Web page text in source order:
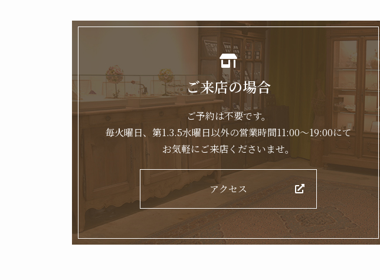
ご来店の場合
ご予約は不要です。
毎火曜日、第1.3.5水曜日以外の営業時間11:00～19:00にて
お気軽にご来店くださいませ。
アクセス